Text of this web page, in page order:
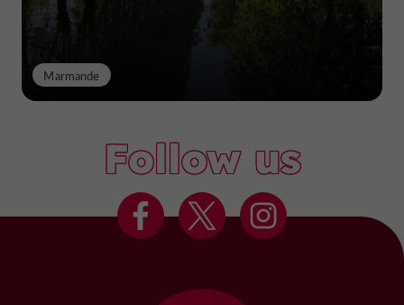
Marmande
Follow us